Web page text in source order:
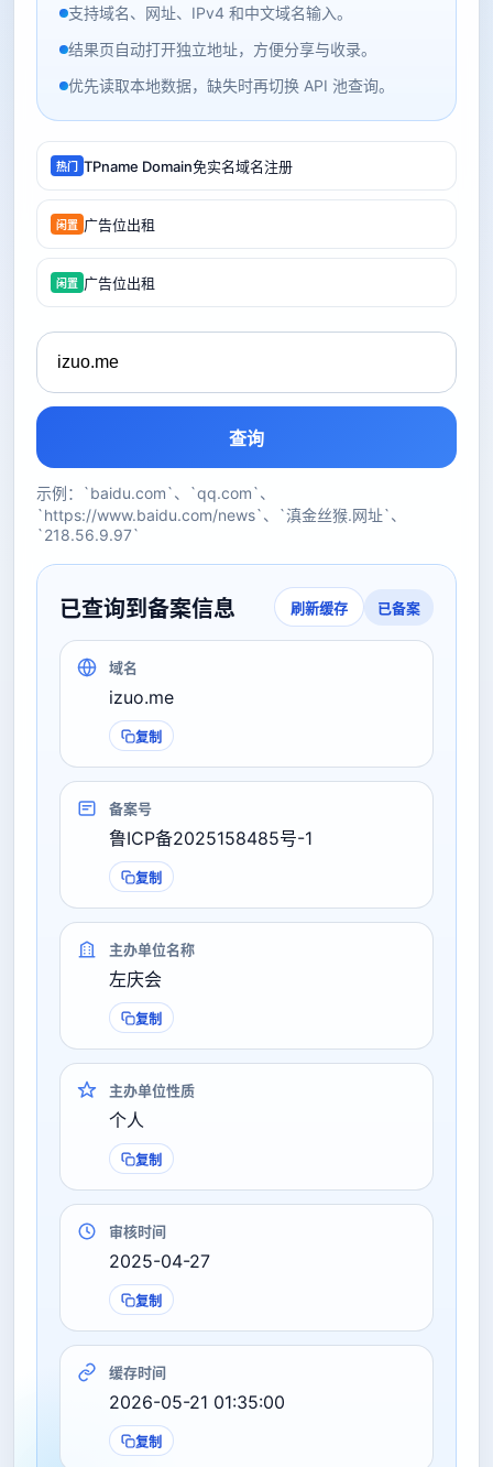
支持域名、网址、IPv4 和中文域名输入。
结果页自动打开独立地址，方便分享与收录。
优先读取本地数据，缺失时再切换 API 池查询。
热门 TPname Domain免实名域名注册
闲置 广告位出租
闲置 广告位出租
查询
示例：`baidu.com`、`qq.com`、
`https://www.baidu.com/news`、`滇金丝猴.网址`、
`218.56.9.97`
已查询到备案信息 刷新缓存 已备案
域名
izuo.me
复制
备案号
鲁ICP备2025158485号-1
复制
主办单位名称
左庆会
复制
主办单位性质
个人
复制
审核时间
2025-04-27
复制
缓存时间
2026-05-21 01:35:00
复制